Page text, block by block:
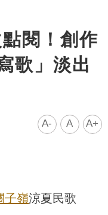
閱！創作
歌」淡出
A- A A+
子嶺涼夏民歌